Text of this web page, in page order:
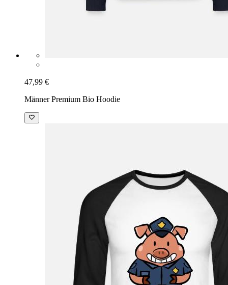
47,99 €
Männer Premium Bio Hoodie